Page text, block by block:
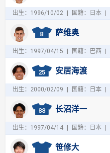
出生：1996/10/02 国籍：日本
8 萨维奥
出生：1997/04/15 国籍：巴西
25 安居海渡
出生：2000/02/09 国籍：日本
88 长沼洋一
出生：1997/04/14 国籍：日本
笹修大